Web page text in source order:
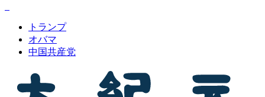
トランプ
オバマ
中国共産党